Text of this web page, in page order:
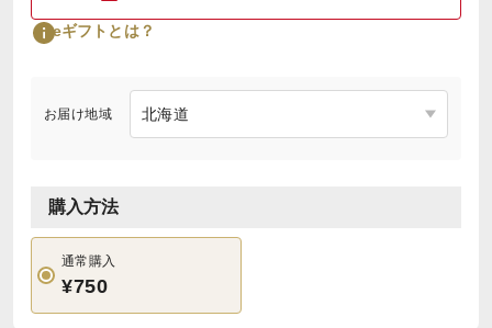
eギフトとは？
お届け地域
購入方法
通常購入
¥750